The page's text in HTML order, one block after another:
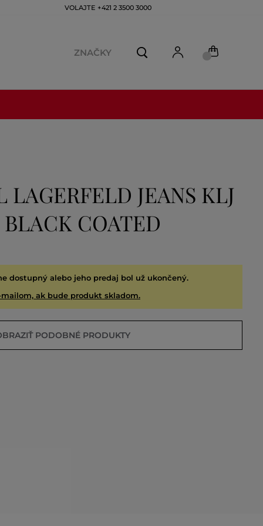
VOLAJTE +421 2 3500 3000
ZNAČKY
LAGERFELD JEANS KLJ
COATED
dostupný alebo jeho predaj bol už ukončený.
ak bude produkt skladom.
PODOBNÉ PRODUKTY